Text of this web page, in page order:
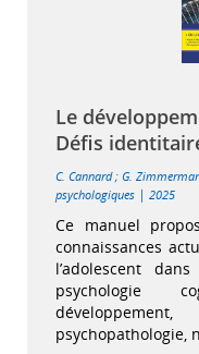
Le
Défis
C. Cannard; G.
psychologiques | 2025
Ce manuel
connaissances
l’adolescent
psychologie
psychopathologie,